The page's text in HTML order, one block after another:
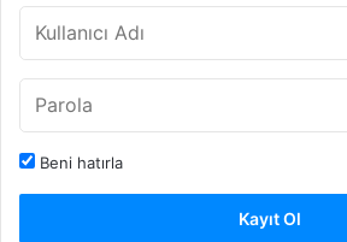
Beni hatırla
Kayıt Ol